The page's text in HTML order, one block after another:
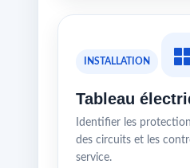
INSTALLATION
Tableau
Identifier les
des circuits et les
service.